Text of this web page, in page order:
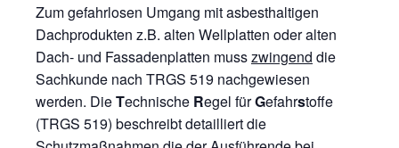
Zum gefahrlosen Umgang mit asbesthaltigen
Dachprodukten z.B. alten Wellplatten oder alten
Dach- und Fassadenplatten musszwingend die
Sachkunde nach TRGS 519 nachgewiesen
werden. DieTechnische Regel fürGefahrstoffe
(TRGS 519) beschreibt detailliert die